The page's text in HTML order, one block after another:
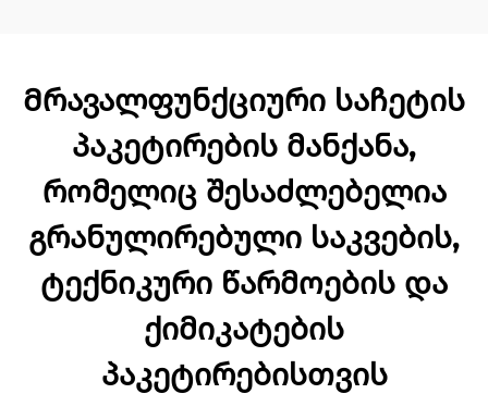
Მრავალფუნქციური საჩეტის
პაკეტირების მანქანა,
რომელიც შესაძლებელია
გრანულირებული საკვების,
ტექნიკური წარმოების და
ქიმიკატების
პაკეტირებისთვის